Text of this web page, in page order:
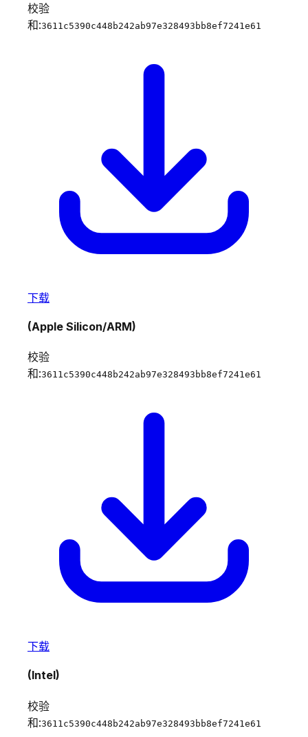
校验
和:3611c5390c448b242ab97e328493bb8ef7241e61
下载
(Apple Silicon/ARM)
校验
和:3611c5390c448b242ab97e328493bb8ef7241e61
下载
(Intel)
校验
和:3611c5390c448b242ab97e328493bb8ef7241e61